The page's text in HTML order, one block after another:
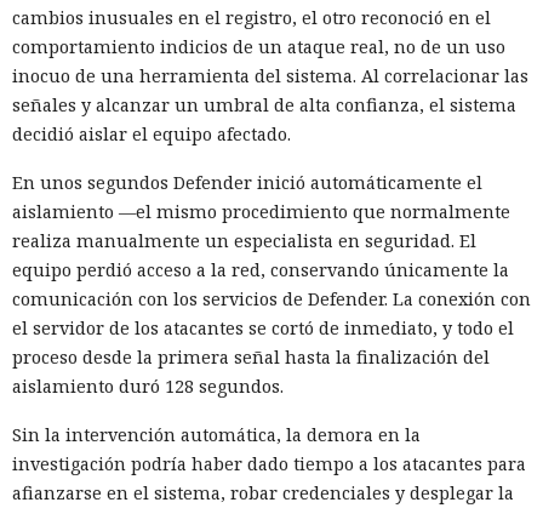
cambios inusuales en el registro, el otro reconoció en el
comportamiento indicios de un ataque real, no de un uso
inocuo de una herramienta del sistema. Al correlacionar las
señales y alcanzar un umbral de alta confianza, el sistema
decidió aislar el equipo afectado.
En unos segundos Defender inició automáticamente el
aislamiento —el mismo procedimiento que normalmente
realiza manualmente un especialista en seguridad. El
equipo perdió acceso a la red, conservando únicamente la
comunicación con los servicios de Defender. La conexión con
el servidor de los atacantes se cortó de inmediato, y todo el
proceso desde la primera señal hasta la finalización del
aislamiento duró 128 segundos.
Sin la intervención automática, la demora en la
investigación podría haber dado tiempo a los atacantes para
afianzarse en el sistema, robar credenciales y desplegar la